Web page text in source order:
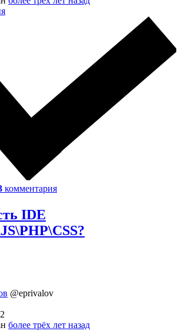
комментария
IDE
@eprivalov
более трёх лет назад